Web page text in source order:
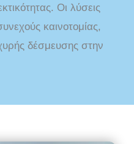
Οι λύσεις
καινοτομίας,
δέσμευσης στην